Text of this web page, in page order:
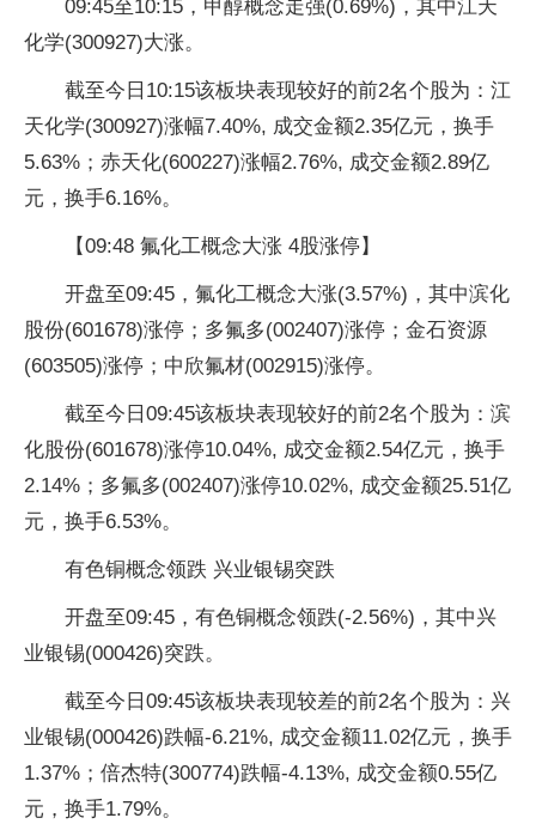
09:45至10:15，甲醇概念走强(0.69%)，其中江天
化学(300927)大涨。
截至今日10:15该板块表现较好的前2名个股为：江
天化学(300927)涨幅7.40%, 成交金额2.35亿元，换手
5.63%；赤天化(600227)涨幅2.76%, 成交金额2.89亿
元，换手6.16%。
【09:48 氟化工概念大涨 4股涨停】
开盘至09:45，氟化工概念大涨(3.57%)，其中滨化
股份(601678)涨停；多氟多(002407)涨停；金石资源
(603505)涨停；中欣氟材(002915)涨停。
截至今日09:45该板块表现较好的前2名个股为：滨
化股份(601678)涨停10.04%, 成交金额2.54亿元，换手
2.14%；多氟多(002407)涨停10.02%, 成交金额25.51亿
元，换手6.53%。
有色铜概念领跌 兴业银锡突跌
开盘至09:45，有色铜概念领跌(-2.56%)，其中兴
业银锡(000426)突跌。
截至今日09:45该板块表现较差的前2名个股为：兴
业银锡(000426)跌幅-6.21%, 成交金额11.02亿元，换手
1.37%；倍杰特(300774)跌幅-4.13%, 成交金额0.55亿
元，换手1.79%。